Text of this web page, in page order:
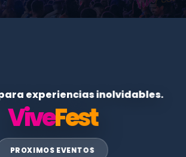
experiencias inolvidables.
ViveFest
PROXIMOS EVENTOS